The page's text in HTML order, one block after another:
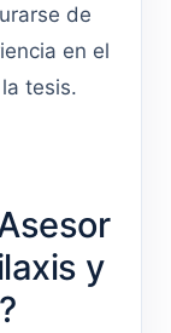
de
en el
tesis.
y